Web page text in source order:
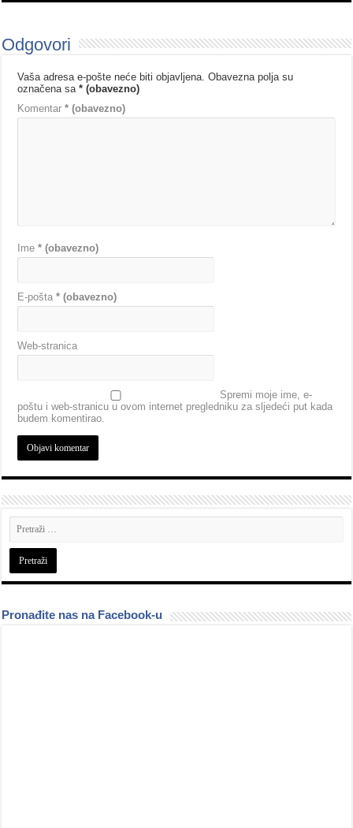
Odgovori
Vaša adresa e-pošte neće biti objavljena. Obavezna polja su
označena sa* (obavezno)
Komentar* (obavezno)
Ime* (obavezno)
E-pošta* (obavezno)
Web-stranica
Spremi moje ime, e-
poštu i web-stranicu u ovom internet pregledniku za sljedeći put kada
budem komentirao.
Pronađite nas na Facebook-u